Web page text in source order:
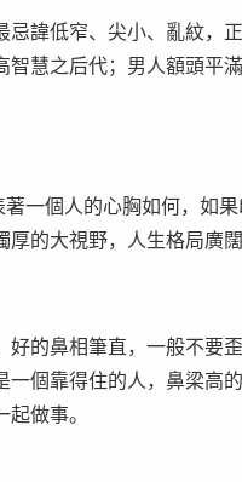
諱低窄、尖小、亂紋，
慧之后代；男人額頭平
著一個人的心胸如何，如
的大視野，人生格局廣
的鼻相筆直，一般不要
個靠得住的人，鼻梁高
做事。